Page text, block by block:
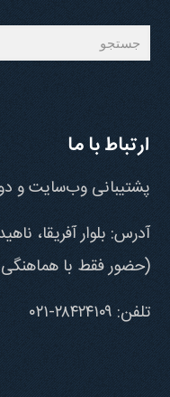
جستجو
ارتباط با ما
پشتیبانی وب‌سایت و
(حضور فقط با
تلفن: ۲۸۴۲۴۱۰۹-۰۲۱